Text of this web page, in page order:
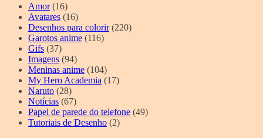
Amor(16)
Avatares (16)
Desenhos para colorir(220)
Garotos anime (116)
Gifs (37)
Imagens (94)
Meninas anime (104)
My Hero Academia (17)
Naruto (28)
Notícias (67)
Papel de parede do telefone (49)
Tutoriais de Desenho (2)